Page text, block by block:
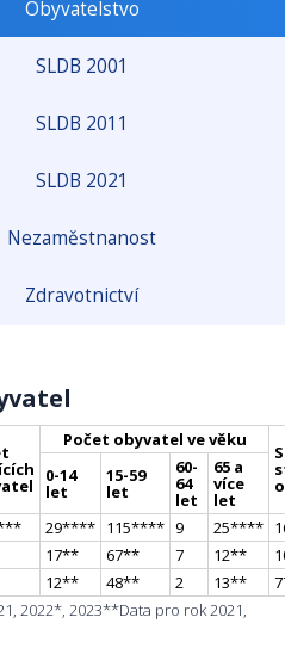
Obyvatelstvo
SLDB 2001
SLDB 2011
SLDB 2021
Nezaměstnanost
Zdravotnictví
Počet obyvatel ve věku
0-14
let
15-59
let
60-
64
let
65 a
více
let
** 29**** 115**** 9 25****
17** 67** 7 12**
12** 48** 2 13**
2022*, 2023**Data pro rok 2021,